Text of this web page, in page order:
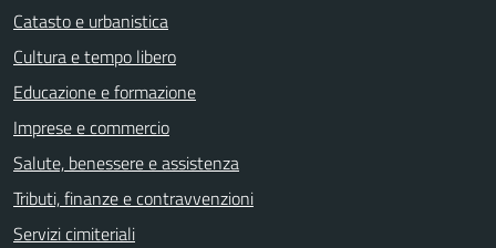
Catasto e urbanistica
Cultura e tempo libero
Educazione e formazione
Imprese e commercio
Salute, benessere e assistenza
Tributi, finanze e contravvenzioni
Servizi cimiteriali